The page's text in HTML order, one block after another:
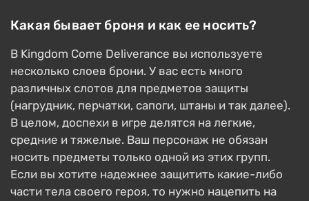
Какая бывает броня и как ее носить?
В Kingdom Come Deliverance вы используете
несколько слоев брони. У вас есть много
различных слотов для предметов защиты
(нагрудник, перчатки, сапоги, штаны и так далее).
В целом, доспехи в игре делятся на легкие,
средние и тяжелые. Ваш персонаж не обязан
носить предметы только одной из этих групп.
Если вы хотите надежнее защитить какие-либо
части тела своего героя, то нужно нацепить на